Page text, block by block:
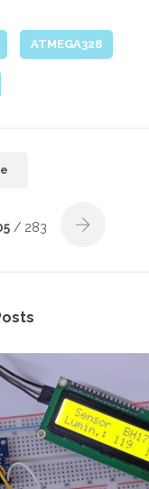
ATMEGA328
/ 283